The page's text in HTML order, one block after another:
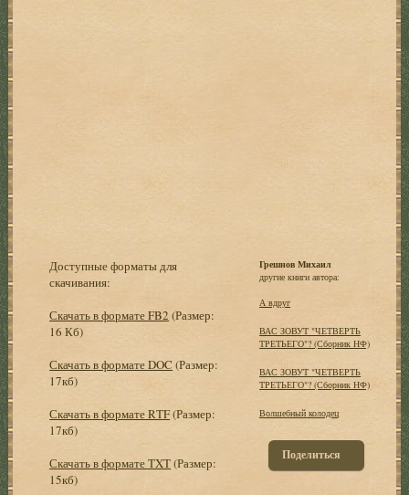
Доступные форматы для
скачивания:
Скачать в формате FB2 (Размер:
16 Кб)
Скачать в формате DOC (Размер:
17кб)
Скачать в формате RTF(Размер:
17кб)
Скачать в формате TXT(Размер:
15кб)
Грешнов Михаил
другие книги автора:
А вдруг
ВАС ЗОВУТ "ЧЕТВЕРТЬ
ТРЕТЬЕГО"? (Сборник НФ)
ВАС ЗОВУТ "ЧЕТВЕРТЬ
ТРЕТЬЕГО"? (Сборник НФ)
Волшебный колодец
Поделиться